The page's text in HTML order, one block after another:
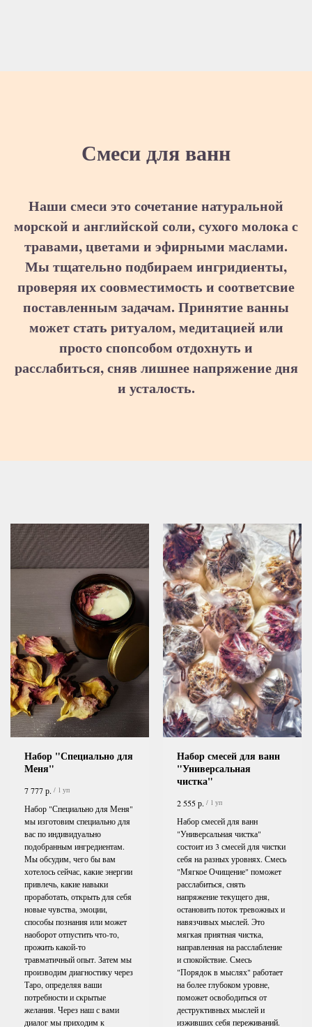
Смеси для ванн
Наши смеси это сочетание натуральной
морской и английской соли, сухого молока с
травами, цветами и эфирными маслами.
Мы тщательно подбираем ингридиенты,
проверяя их соовместимость и соответсвие
поставленным задачам. Принятие ванны
может стать ритуалом, медитацией или
просто спопсобом отдохнуть и
расслабиться, сняв лишнее напряжение дня
и усталость.
Набор "Специально для
Меня"
7 777р. / 1 уп
Набор "Специально для Меня"
мы изготовим специально для
вас по индивидуально
подобранным ингредиентам.
Мы обсудим, чего бы вам
хотелось сейчас, какие энергии
привлечь, какие навыки
проработать, открыть для себя
новые чувства, эмоции,
способы познания или может
наоборот отпустить что-то,
прожить какой-то
травматичный опыт. Затем мы
производим диагностику через
Таро, определяя ваши
потребности и скрытые
желания. Через наш с вами
диалог мы приходим к
Набор смесей для ванн
"Универсальная
чистка"
2 555р. / 1 уп
Набор смесей для ванн
"Универсальная чистка"
состоит из 3 смесей для чистки
себя на разных уровнях. Смесь
"Мягкое Очищение" поможет
расслабиться, снять
напряжение текущего дня,
остановить поток тревожных и
навязчивых мыслей. Это
мягкая приятная чистка,
направленная на расслабление
и спокойствие. Смесь
"Порядок в мыслях" работает
на более глубоком уровне,
поможет освободиться от
деструктивных мыслей и
изживших себя переживаний.